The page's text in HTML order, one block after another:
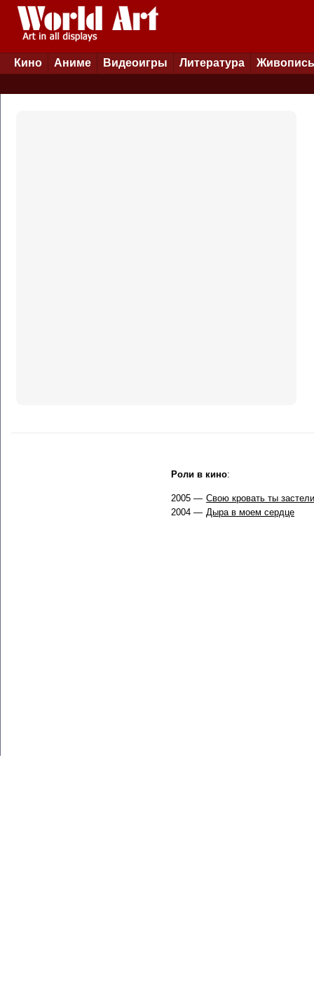
Кино Аниме Видеоигры Литература Живопись
Роли в кино:
2005 — Свою кровать ты
2004 — Дыра в моем сердце